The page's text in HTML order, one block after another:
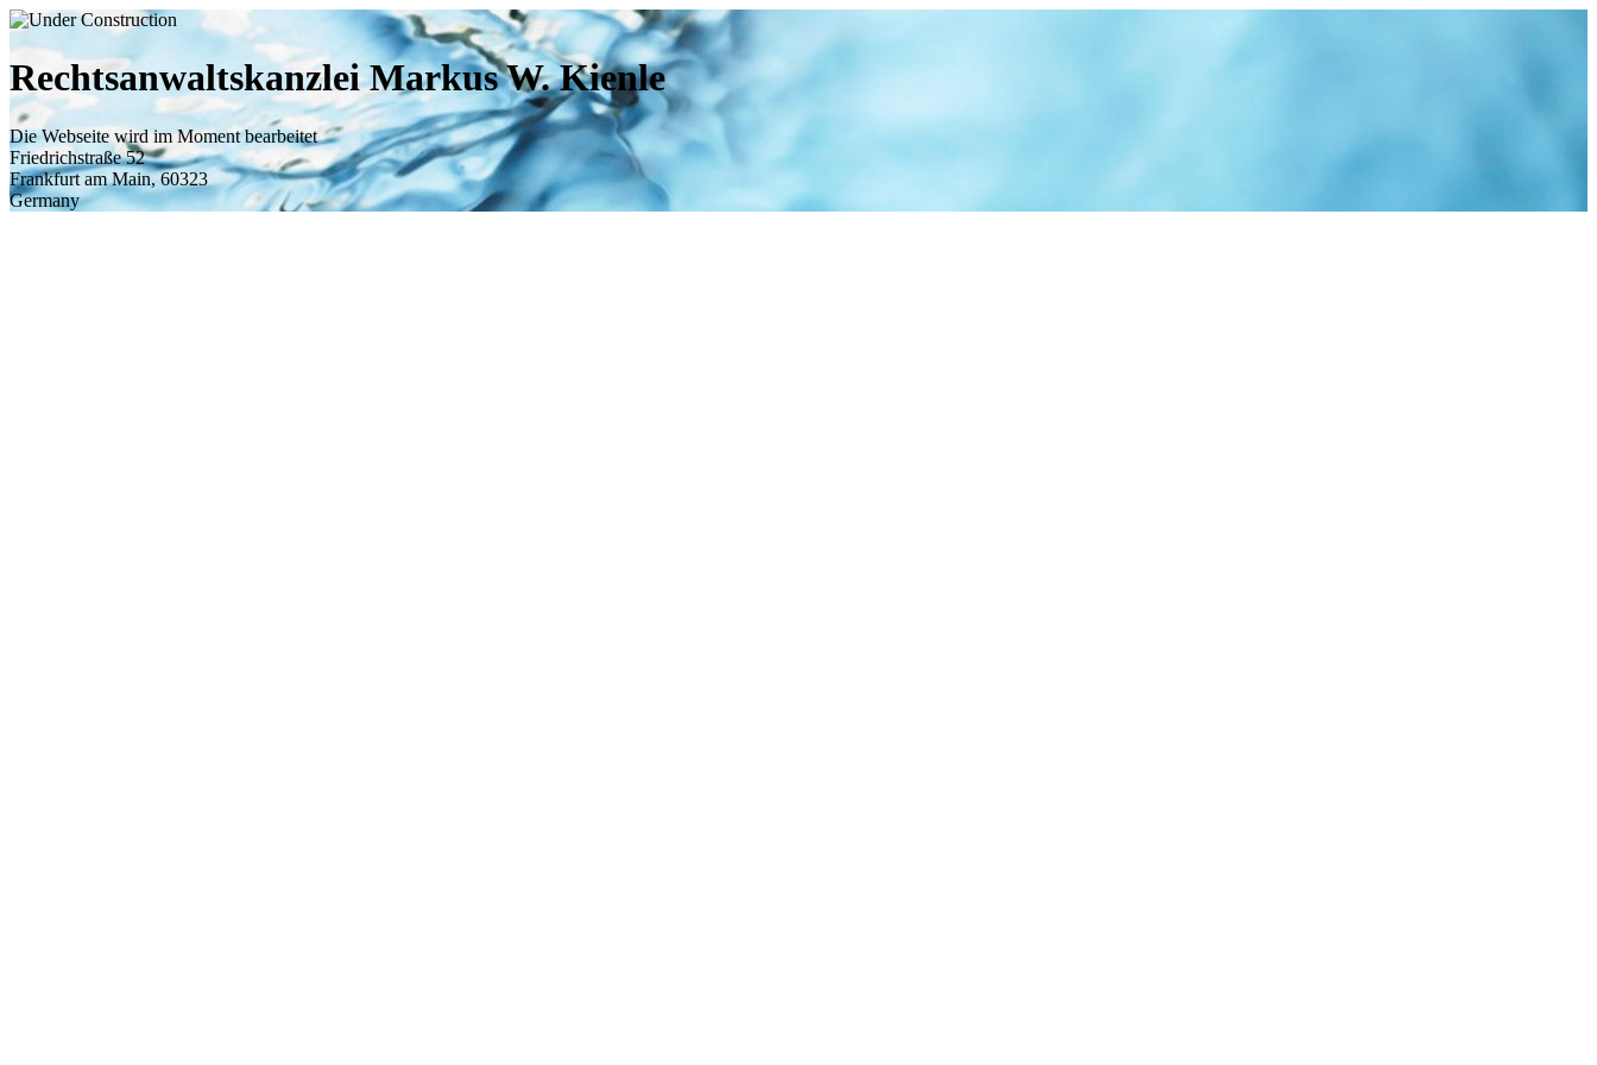
Rechtsanwaltskanzlei Markus W. Kienle
Die Webseite wird im Moment bearbeitet
Friedrichstraße 52
Frankfurt am Main,60323
Germany